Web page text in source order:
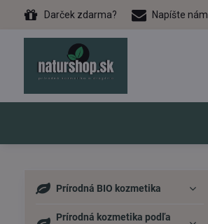
Darček zdarma? Napíšte nám
Prírodná BIO kozmetika
Prírodná kozmetika podľa